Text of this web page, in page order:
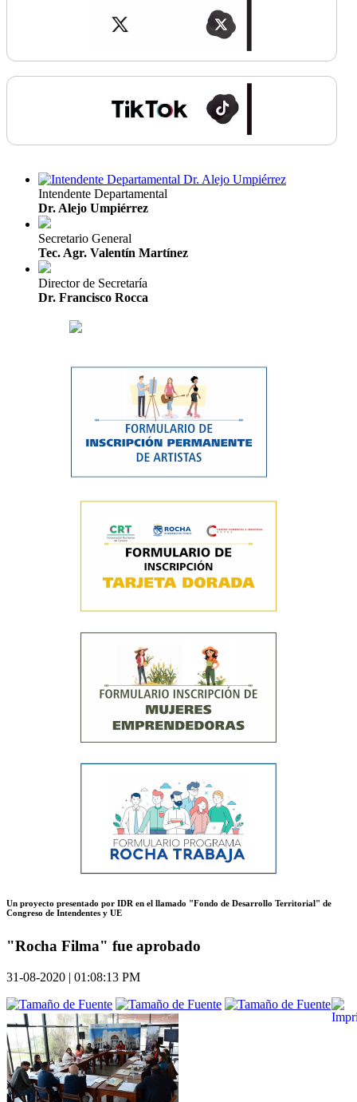
Intendente Departamental
Dr. Alejo Umpiérrez
Secretario General
Tec. Agr. Valentín Martínez
Director de Secretaría
Dr. Francisco Rocca
Un proyecto presentado por IDR en el llamado "Fondo de Desarrollo Territorial" de
Congreso de Intendentes y UE
"Rocha Filma" fue aprobado
31-08-2020 | 01:08:13 PM